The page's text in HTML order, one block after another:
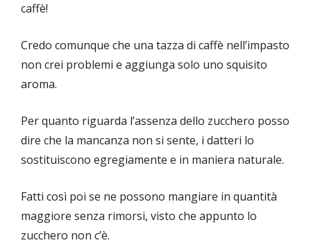
caffè!
Credo comunque che una tazza di caffè nell’impasto
non crei problemi e aggiunga solo uno squisito
aroma.
Per quanto riguarda l’assenza dello zucchero posso
dire che la mancanza non si sente, i datteri lo
sostituiscono egregiamente e in maniera naturale.
Fatti così poi se ne possono mangiare in quantità
maggiore senza rimorsi, visto che appunto lo
zucchero non c’è.